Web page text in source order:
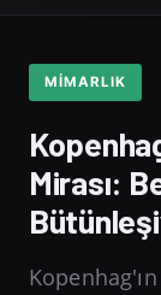
MIMARLIK
Mirası: